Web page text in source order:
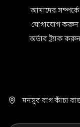
আমাদের সম্পর্কে
যোগাযোগ করুন
অর্ডার ট্র্যাক
মনসুর বাগ কাঁচা